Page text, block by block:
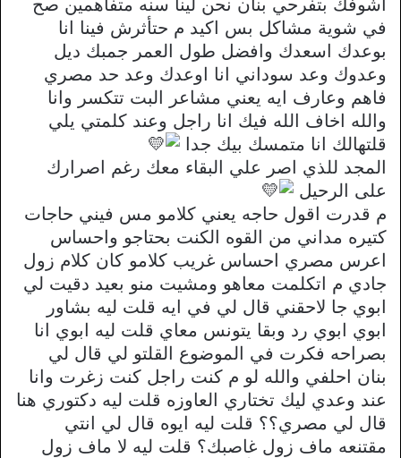
في شوية مشاكل بس اكيد م حتأثرش فينا انا
بوعدك اسعدك وافضل طول العمر جمبك ديل
وعدوك وعد سوداني انا اوعدك وعد حد مصري
فاهم وعارف ايه يعني مشاعر البت تتكسر وانا
والله اخاف الله فيك انا راجل وعند كلمتي يلي
قلتهالك انا متمسك بيك جدا
المجد للذي اصر علي البقاء معك رغم اصرارك
على الرحيل
م قدرت اقول حاجه يعني كلامو مس فيني حاجات
كتيره مداني من القوه الكنت بحتاجو واحساس
اعرس مصري احساس غريب كلامو كان كلام زول
جادي م اتكلمت معاهو ومشيت منو بعيد دقيت لي
ابوي جا لاحقني قال لي في ايه قلت ليه بشاور
ابوي ابوي رد وبقا يتونس معاي قلت ليه ابوي انا
بصراحه فكرت في الموضوع القلتو لي قال لي
بنان احلفي والله لو م كنت راجل كنت زغرت وانا
عند وعدي ليك تختاري العاوزه قلت ليه دكتوري هنا
قال لي مصري؟؟ قلت ليه ايوه قال لي انتي
مقتنعه ماف زول غاصبك؟ قلت ليه لا ماف زول